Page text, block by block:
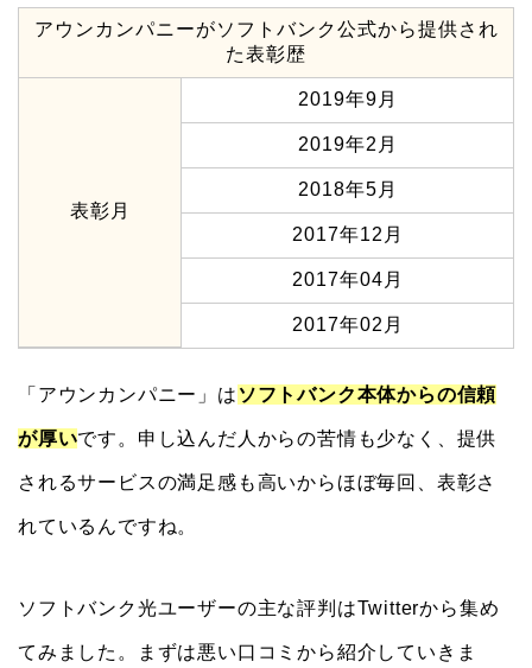
アウンカンパニーがソフトバンク公式から提供され
た表彰歴
表彰月
2019年9月
2019年2月
2018年5月
2017年12月
2017年04月
2017年02月
「アウンカンパニー」は ソフトバンク本体からの信頼
が厚いです。申し込んだ人からの苦情も少なく、提供
されるサービスの満足感も高いからほぼ毎回、表彰さ
れているんですね。
ソフトバンク光ユーザーの主な評判はTwitterから集め
てみました。まずは悪い口コミから紹介していきま